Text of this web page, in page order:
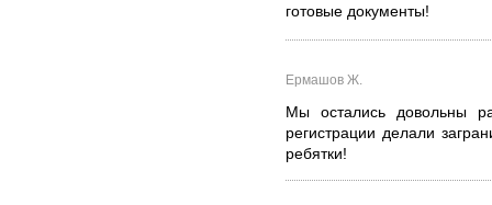
готовые документы!
Ермашов Ж.
Мы остались довольны
регистрации делали
ребятки!